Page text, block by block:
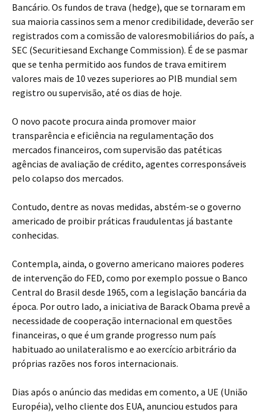
Bancário. Os fundos de trava (hedge), que se tornaram em
sua maioria cassinos sem a menor credibilidade, deverão ser
registrados com a comissão de valoresmobiliários do país, a
SEC (Securitiesand Exchange Commission). É de se pasmar
que se tenha permitido aos fundos de trava emitirem
valores mais de 10 vezes superiores ao PIB mundial sem
registro ou supervisão, até os dias de hoje.
O novo pacote procura ainda promover maior
transparência e eficiência na regulamentação dos
mercados financeiros, com supervisão das patéticas
agências de avaliação de crédito, agentes corresponsáveis
pelo colapso dos mercados.
Contudo, dentre as novas medidas, abstém-se o governo
americado de proibir práticas fraudulentas já bastante
conhecidas.
Contempla, ainda, o governo americano maiores poderes
de intervenção do FED, como por exemplo possue o Banco
Central do Brasil desde 1965, com a legislação bancária da
época. Por outro lado, a iniciativa de Barack Obama prevê a
necessidade de cooperação internacional em questões
financeiras, o que é um grande progresso num país
habituado ao unilateralismo e ao exercício arbitrário da
próprias razões nos foros internacionais.
Dias após o anúncio das medidas em comento, a UE (União
Européia), velho cliente dos EUA, anunciou estudos para